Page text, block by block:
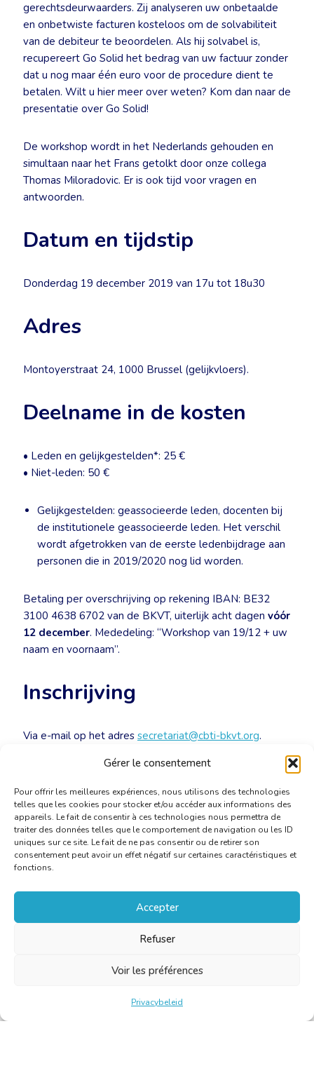
Gérer le consentement
Pour offrir les meilleures expériences, nous utilisons des technologies
telles que les cookies pour stocker et/ou accéder aux informations des
appareils. Le fait de consentir à ces technologies nous permettra de
traiter des données telles que le comportement de navigation ou les ID
uniques sur ce site. Le fait de ne pas consentir ou de retirer son
consentement peut avoir un effet négatif sur certaines caractéristiques et
fonctions.
Accepter
Refuser
Voir les préférences
Privacybeleid
gerechtsdeurwaarders. Zij analyseren uw onbetaalde
en onbetwiste facturen kosteloos om de solvabiliteit
van de debiteur te beoordelen. Als hij solvabel is,
recupereert Go Solid het bedrag van uw factuur zonder
dat u nog maar één euro voor de procedure dient te
betalen. Wilt u hier meer over weten? Kom dan naar de
presentatie over Go Solid!
De workshop wordt in het Nederlands gehouden en
simultaan naar het Frans getolkt door onze collega
Thomas Miloradovic. Er is ook tijd voor vragen en
antwoorden.
Datum en tijdstip
Donderdag 19 december 2019 van 17u tot 18u30
Adres
Montoyerstraat 24, 1000 Brussel (gelijkvloers).
Deelname in de kosten
• Leden en gelijkgestelden*: 25 €
• Niet-leden: 50 €
Gelijkgestelden: geassocieerde leden, docenten bij
de institutionele geassocieerde leden. Het verschil
wordt afgetrokken van de eerste ledenbijdrage aan
personen die in 2019/2020 nog lid worden.
Betaling per overschrijving op rekening IBAN: BE32
3100 4638 6702 van de BKVT, uiterlijk acht dagen vóór
12 december. Mededeling: “Workshop van 19/12 + uw
naam en voornaam”.
Inschrijving
Via e-mail op het adres secretariat@cbti-bkvt.org.
minimaal vijf deelnemers zijn.